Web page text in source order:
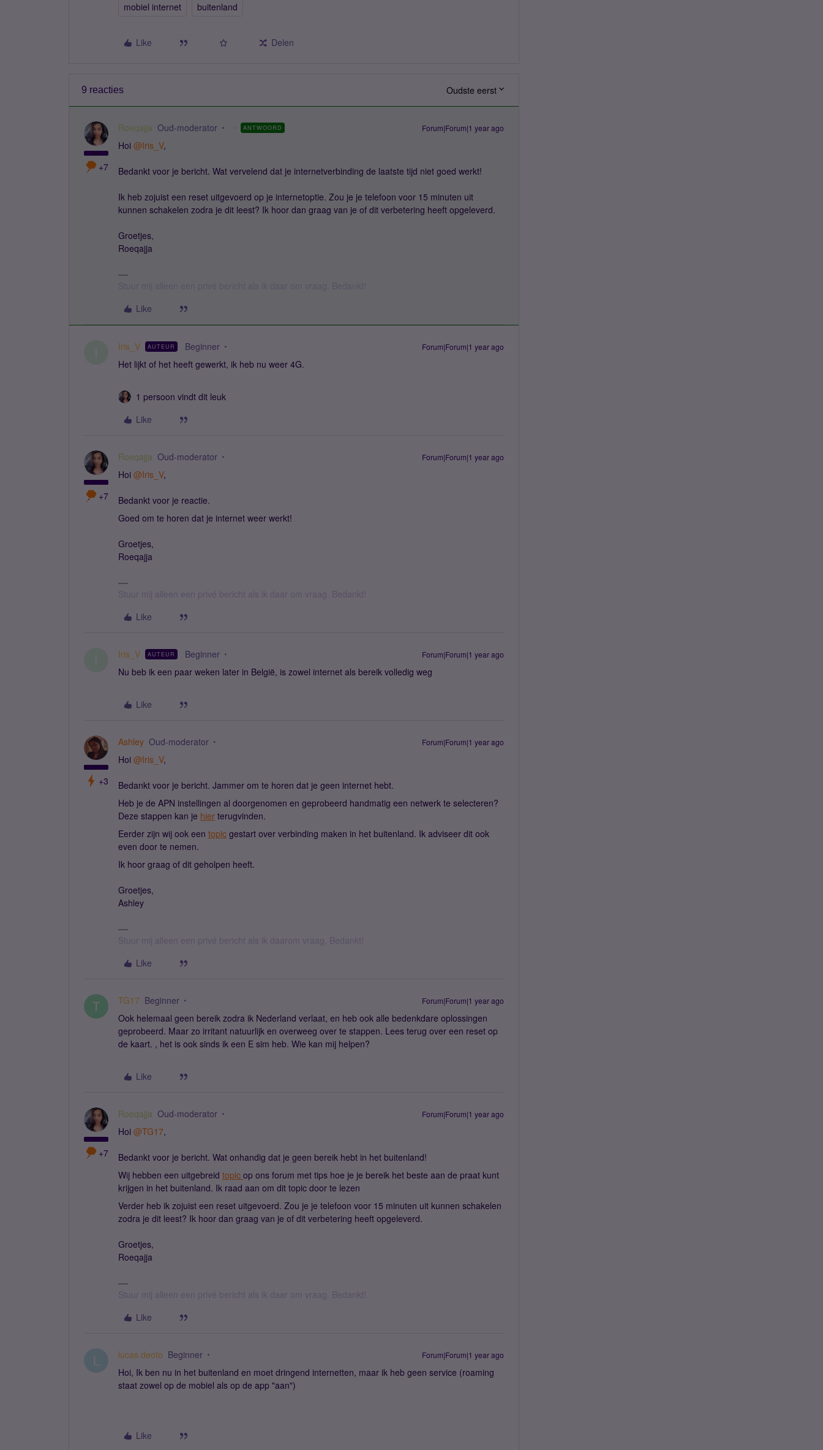
mobiel internet buitenland
Like Delen
9 reacties Oudste eerst
+7
Roeqajja Oud-moderator ANTWOORD Forum|Forum|1 year ago
Hoi @Iris_V,
Bedankt voor je bericht. Wat vervelend dat je internetverbinding de laatste tijd niet goed werkt!
Ik heb zojuist een reset uitgevoerd op je internetoptie. Zou je je telefoon voor 15 minuten uit
kunnen schakelen zodra je dit leest? Ik hoor dan graag van je of dit verbetering heeft opgeleverd.
Groetjes,
Roeqajja
Like
Iris_V AUTEUR Beginner Forum|Forum|1 year ago
Het lijkt of het heeft gewerkt, ik heb nu weer 4G.
1 persoon vindt dit leuk
Like
+7
Roeqajja Oud-moderator Forum|Forum|1 year ago
Hoi @Iris_V,
Bedankt voor je reactie.
Goed om te horen dat je internet weer werkt!
Groetjes,
Roeqajja
Stuur mij alleen een privé bericht als ik daar om vraag. Bedankt!
Like
Iris_V AUTEUR Beginner Forum|Forum|1 year ago
Nu beb ik een paar weken later in België, is zowel internet als bereik volledig weg
Like
+3
Ashley Oud-moderator Forum|Forum|1 year ago
Hoi @Iris_V,
Bedankt voor je bericht. Jammer om te horen dat je geen internet hebt.
Heb je de APN instellingen al doorgenomen en geprobeerd handmatig een netwerk te selecteren?
Deze stappen kan je hier terugvinden.
Eerder zijn wij ook een topic gestart over verbinding maken in het buitenland. Ik adviseer dit ook
even door te nemen.
Ik hoor graag of dit geholpen heeft.
Groetjes,
Ashley
Stuur mij alleen een privé bericht als ik daarom vraag. Bedankt!
Like
T TG17 Beginner Forum|Forum|1 year ago
Ook helemaal geen bereik zodra ik Nederland verlaat, en heb ook alle bedenkdare oplossingen
geprobeerd. Maar zo irritant natuurlijk en overweeg over te stappen. Lees terug over een reset op
de kaart. , het is ook sinds ik een E sim heb. Wie kan mij helpen?
Like
+7
Roeqajja Oud-moderator Forum|Forum|1 year ago
Hoi ​ @TG17,
Bedankt voor je bericht. Wat onhandig dat je geen bereik hebt in het buitenland!
Wij hebben een uitgebreid topic op ons forum met tips hoe je je bereik het beste aan de praat kunt
krijgen in het buitenland. Ik raad aan om dit topic door te lezen
Verder heb ik zojuist een reset uitgevoerd. Zou je je telefoon voor 15 minuten uit kunnen schakelen
zodra je dit leest? Ik hoor dan graag van je of dit verbetering heeft opgeleverd.
Groetjes,
Roeqajja
Stuur mij alleen een privé bericht als ik daar om vraag. Bedankt!
Like
L lucas.deoto Beginner Forum|Forum|1 year ago
Hoi, Ik ben nu in het buitenland en moet dringend internetten, maar ik heb geen service (roaming
staat zowel op de mobiel als op de app "aan")
Like